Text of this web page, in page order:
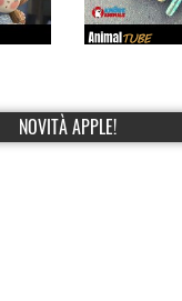
NOVITÀ APPLE!